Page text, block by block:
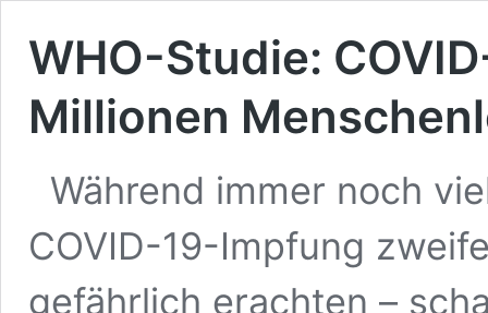
WHO-Studie:
Millionen
Während immer noch
COVID-19-Impfung
gefährlich erachten –